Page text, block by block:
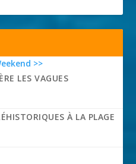
>>
LES VAGUES
À LA PLAGE